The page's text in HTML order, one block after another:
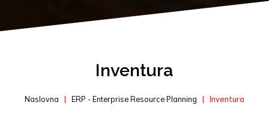
Inventura
Naslovna ERP - Enterprise Resource Planning Inventura